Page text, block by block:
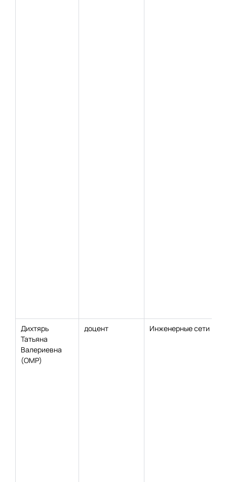
Дихтярь
Татьяна
Валериевна
(ОМР)
доцент Инженерные сети